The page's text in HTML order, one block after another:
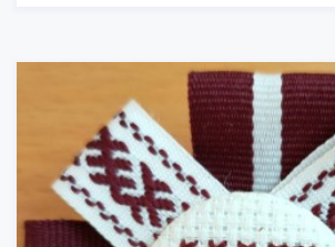
(Foto no O. Spārīša personīgā arhīva.)